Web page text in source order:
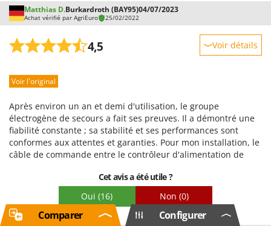
Matthias D.Burkardroth (BAY95)04/07/2023
Achat vérifié par AgriEuro 25/02/2022
4,5 Voir détails
Prestations
Qualité / Prix
Facilité de montage
Emballage
Voir l'original
Après environ un an et demi d'utilisation, le groupe
électrogène de secours a fait ses preuves. Il a démontré une
fiabilité constante ; sa stabilité et ses performances sont
conformes aux attentes et garanties. Pour mon installation, le
câble de commande entre le contrôleur d'alimentation de
mètres. N'ayant pas trouvé de rallonge, j'ai dû couper le câble
et insérer la rallonge manuellement.
Cet avis a été utile ?
Oui (16) Non (0)
Configurer
Comparer